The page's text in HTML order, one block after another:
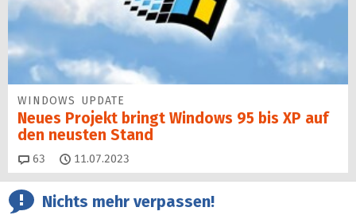
WINDOWS UPDATE
Neues Projekt bringt Windows 95 bis XP auf
den neusten Stand
63 Kommentare
11.07.2023
Nichts mehr verpassen!